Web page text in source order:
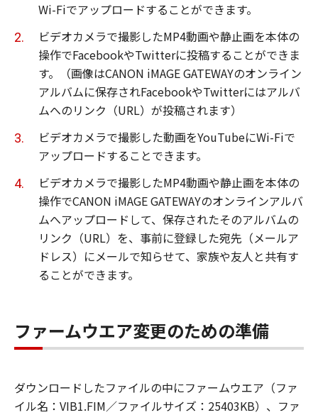
Wi-Fiでアップロードすることができます。
ビデオカメラで撮影したMP4動画や静止画を本体の
操作でFacebookやTwitterに投稿することができま
す。（画像はCANON iMAGE GATEWAYのオンライン
アルバムに保存されFacebookやTwitterにはアルバ
ムへのリンク（URL）が投稿されます）
ビデオカメラで撮影した動画をYouTubeにWi-Fiで
アップロードすることできます。
ビデオカメラで撮影したMP4動画や静止画を本体の
操作でCANON iMAGE GATEWAYのオンラインアルバ
ムへアップロードして、保存されたそのアルバムの
リンク（URL）を、事前に登録した宛先（メールア
ドレス）にメールで知らせて、家族や友人と共有す
ることができます。
ファームウエア変更のための準備
ダウンロードしたファイルの中にファームウエア（ファ
イル名：VIB1.FIM／ファイルサイズ：25403KB）、ファ